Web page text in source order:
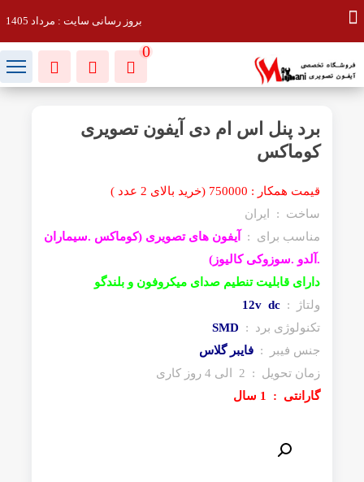
برد پنل اس ام دی آیفون تصویری
کوماکس
قیمت همکار : 750000 (خرید بالای 2 عدد )
ساخت : ایران
مناسب برای :
آیفون های تصویری (کوماکس .سیماران
.آلدو .سوزوکی کالیوز)
دارای قابلیت تنطیم صدای میکروفون و بلندگو
ولتاژ : 12v dc
تکنولوژی برد : SMD
جنس فیبر : فایبر گلاس
زمان تحویل : 2 الی 4 روز کاری
گارانتی : 1 سال
بروز رسانی سایت : مرداد 1405
0